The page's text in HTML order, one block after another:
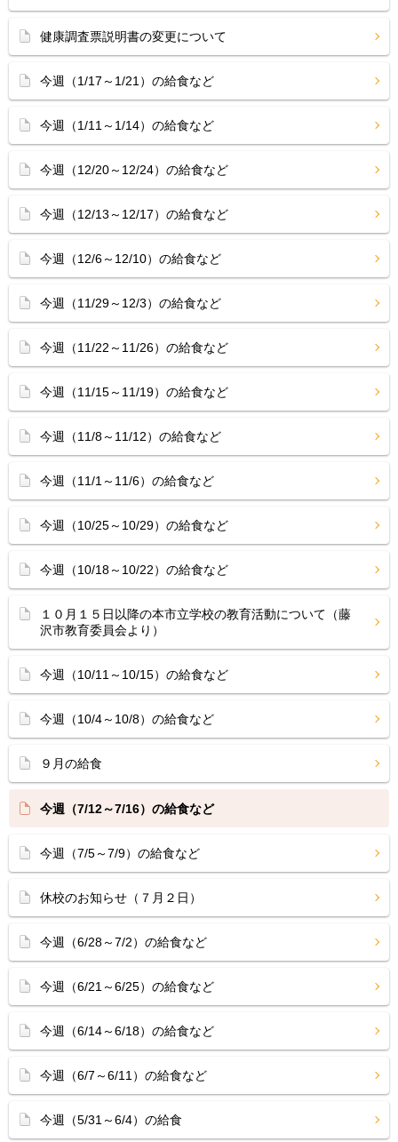
健康調査票説明書の変更について
今週（1/17～1/21）の給食など
今週（1/11～1/14）の給食など
今週（12/20～12/24）の給食など
今週（12/13～12/17）の給食など
今週（12/6～12/10）の給食など
今週（11/29～12/3）の給食など
今週（11/22～11/26）の給食など
今週（11/15～11/19）の給食など
今週（11/8～11/12）の給食など
今週（11/1～11/6）の給食など
今週（10/25～10/29）の給食など
今週（10/18～10/22）の給食など
１０月１５日以降の本市立学校の教育活動について（藤
沢市教育委員会より）
今週（10/11～10/15）の給食など
今週（10/4～10/8）の給食など
９月の給食
今週（7/12～7/16）の給食など
今週（7/5～7/9）の給食など
休校のお知らせ（７月２日）
今週（6/28～7/2）の給食など
今週（6/21～6/25）の給食など
今週（6/14～6/18）の給食など
今週（6/7～6/11）の給食など
今週（5/31～6/4）の給食